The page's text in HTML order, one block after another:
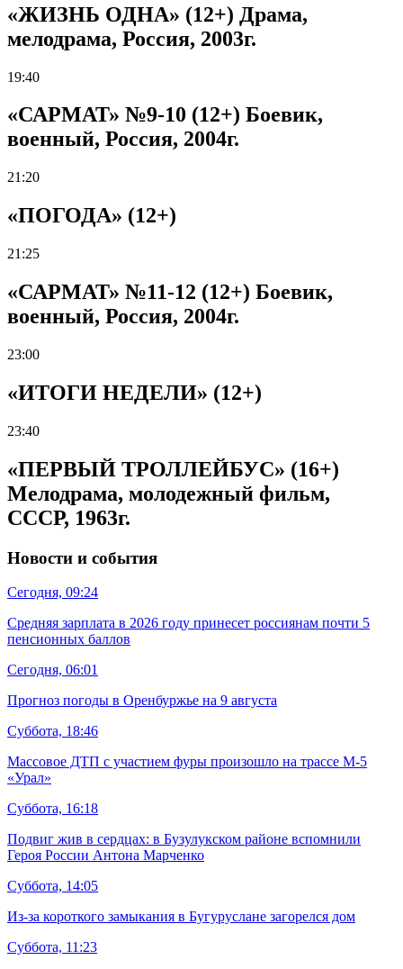
«ЖИЗНЬ ОДНА» (12+) Драма,
мелодрама, Россия, 2003г.
19:40
«САРМАТ» №9-10 (12+) Боевик,
военный, Россия, 2004г.
21:20
«ПОГОДА» (12+)
21:25
«САРМАТ» №11-12 (12+) Боевик,
военный, Россия, 2004г.
23:00
«ИТОГИ НЕДЕЛИ» (12+)
23:40
«ПЕРВЫЙ ТРОЛЛЕЙБУС» (16+)
Мелодрама, молодежный фильм,
СССР, 1963г.
Новости и события
Сегодня, 09:24
Средняя зарплата в 2026 году принесет россиянам почти 5
пенсионных баллов
Сегодня, 06:01
Прогноз погоды в Оренбуржье на 9 августа
Суббота, 18:46
Массовое ДТП с участием фуры произошло на трассе М-5
«Урал»
Суббота, 16:18
Подвиг жив в сердцах: в Бузулукском районе вспомнили
Героя России Антона Марченко
Суббота, 14:05
Из-за короткого замыкания в Бугуруслане загорелся дом
Суббота, 11:23